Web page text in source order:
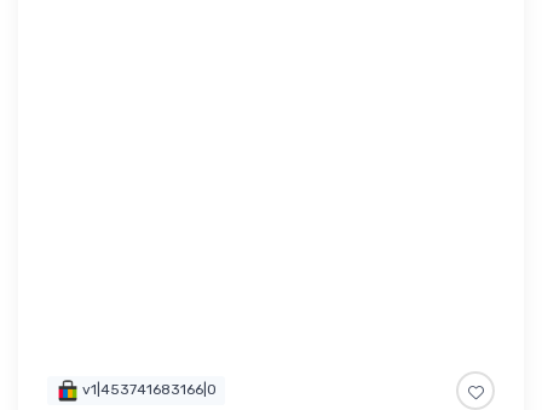
v1|453741683166|0